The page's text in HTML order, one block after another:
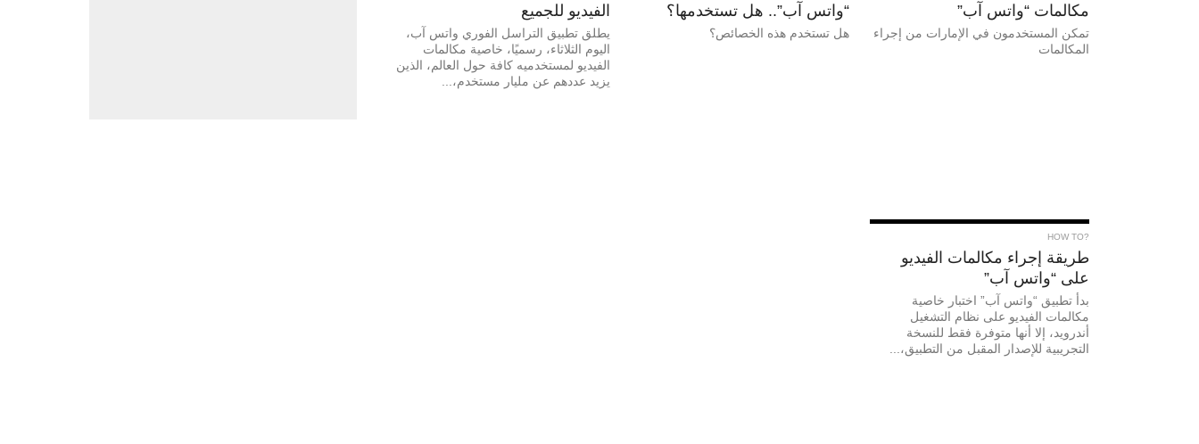
مكالمات “واتس آب”
تمكن المستخدمون في الإمارات من إجراء
المكالمات
“واتس آب”.. هل تستخدمها؟
هل تستخدم هذه الخصائص؟
الفيديو للجميع
يطلق تطبيق التراسل الفوري واتس آب،
اليوم الثلاثاء، رسميًا، خاصية مكالمات
الفيديو لمستخدميه كافة حول العالم، الذين
يزيد عددهم عن مليار مستخدم،...
?HOW TO
طريقة إجراء مكالمات الفيديو
على “واتس آب”
بدأ تطبيق “واتس آب” اختبار خاصية
مكالمات الفيديو على نظام التشغيل
أندرويد، إلا أنها متوفرة فقط للنسخة
التجريبية للإصدار المقبل من التطبيق،...